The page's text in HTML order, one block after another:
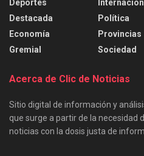
Deportes
Destacada
Economía
Gremial
Política
Provincias
Sociedad
Acerca de Clic de Noticias
Sitio digital de información y
que surge a partir de la necesidad
noticias con la dosis justa de